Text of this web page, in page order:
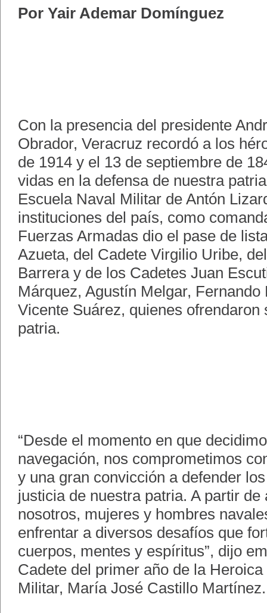
Por Yair Ademar Domínguez
Con la presencia del presidente
Obrador, Veracruz recordó a los
de 1914 y el 13 de septiembre de
vidas en la defensa de nuestra
Escuela Naval Militar de Antón
instituciones del país, como
Fuerzas Armadas dio el pase de
Azueta, del Cadete Virgilio Uribe,
Barrera y de los Cadetes Juan
Márquez, Agustín Melgar, Fernando
Vicente Suárez, quienes ofrendaron
patria.
“Desde el momento en que
navegación, nos comprometimos
y una gran convicción a defender
justicia de nuestra patria. A partir de
nosotros, mujeres y hombres
enfrentar a diversos desafíos que
cuerpos, mentes y espíritus”, dijo
Cadete del primer año de la
Militar, María José Castillo Martínez.